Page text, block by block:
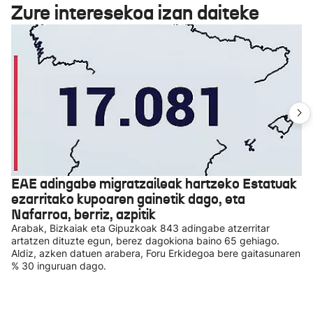
Zure interesekoa izan daiteke
EAE adingabe migratzaileak hartzeko Estatuak
ezarritako kupoaren gainetik dago, eta
Nafarroa, berriz, azpitik
Arabak, Bizkaiak eta Gipuzkoak 843 adingabe atzerritar
artatzen dituzte egun, berez dagokiona baino 65 gehiago.
Aldiz, azken datuen arabera, Foru Erkidegoa bere gaitasunaren
% 30 inguruan dago.